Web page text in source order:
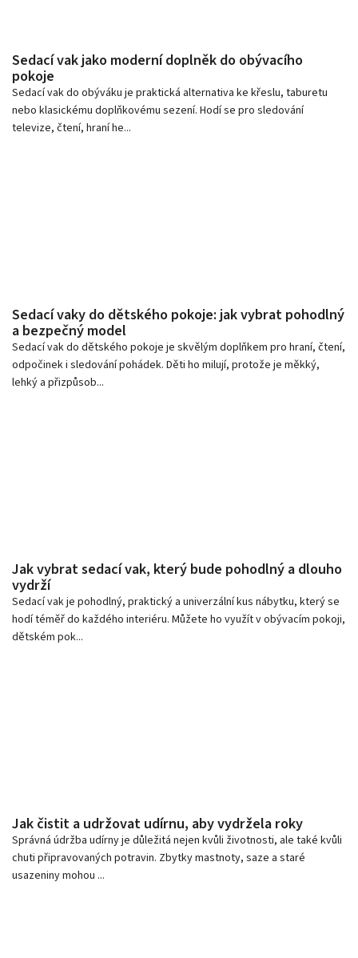
Sedací vak jako moderní doplněk do obývacího
pokoje
Sedací vak do obýváku je praktická alternativa ke křeslu, taburetu
nebo klasickému doplňkovému sezení. Hodí se pro sledování
televize, čtení, hraní he...
Sedací vaky do dětského pokoje: jak vybrat pohodlný
a bezpečný model
Sedací vak do dětského pokoje je skvělým doplňkem pro hraní, čtení,
odpočinek i sledování pohádek. Děti ho milují, protože je měkký,
lehký a přizpůsob...
Jak vybrat sedací vak, který bude pohodlný a dlouho
vydrží
Sedací vak je pohodlný, praktický a univerzální kus nábytku, který se
hodí téměř do každého interiéru. Můžete ho využít v obývacím pokoji,
dětském pok...
Jak čistit a udržovat udírnu, aby vydržela roky
Správná údržba udírny je důležitá nejen kvůli životnosti, ale také kvůli
chuti připravovaných potravin. Zbytky mastnoty, saze a staré
usazeniny mohou ...